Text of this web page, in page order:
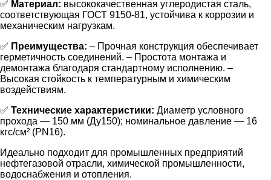
✅ Материал: высококачественная углеродистая сталь,
соответствующая ГОСТ 9150-81, устойчива к коррозии и
механическим нагрузкам.
✅ Преимущества: – Прочная конструкция обеспечивает
герметичность соединений. – Простота монтажа и
демонтажа благодаря стандартному исполнению. –
Высокая стойкость к температурным и химическим
воздействиям.
✅ Технические характеристики: Диаметр условного
прохода — 150 мм (Ду150); номинальное давление — 16
кгс/см² (PN16).
Идеально подходит для промышленных предприятий
нефтегазовой отрасли, химической промышленности,
водоснабжения и отопления.